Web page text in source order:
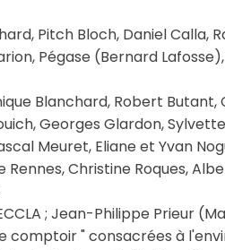
Pitch Bloch, Daniel Calla,
Pégase (Bernard
Blanchard, Robert Butant,
Georges Glardon,
Meuret, Eliane et Yvan
Rennes, Christine Roques,
; Jean-Philippe Prieur
comptoir " consacrées à